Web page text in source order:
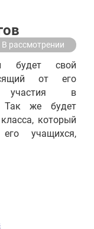
В рассмотрении
будет свой
от его
участия в
Так же будет
который
учащихся,
где каждый
рейтинг.
Тот ученик